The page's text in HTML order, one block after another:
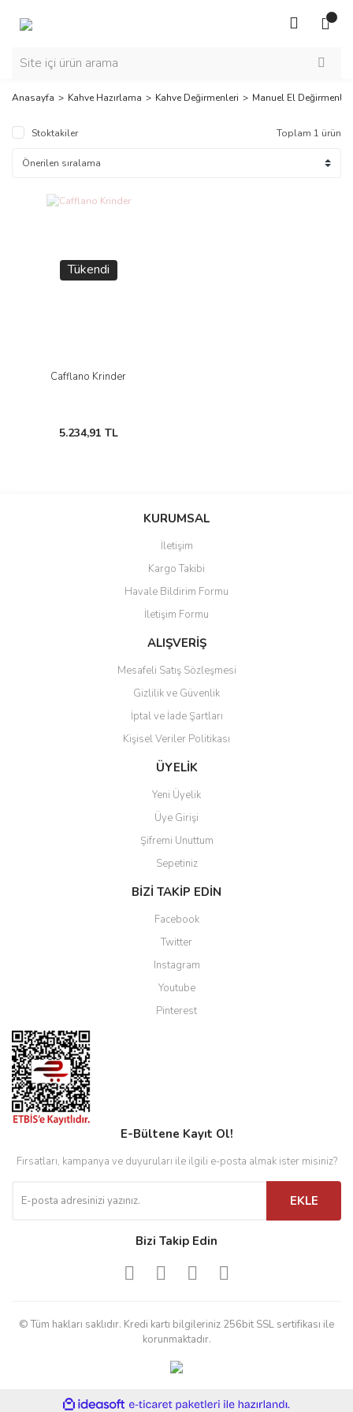
Anasayfa Kahve Hazırlama Kahve Değirmenleri Manuel El Değirmenleri
Stoktakiler Toplam 1 ürün
Tükendi
Cafflano Krinder
5.234,91 TL
KURUMSAL
İletişim
Kargo Takibi
Havale Bildirim Formu
İletişim Formu
ALIŞVERİŞ
Mesafeli Satış Sözleşmesi
Gizlilik ve Güvenlik
İptal ve İade Şartları
Kişisel Veriler Politikası
ÜYELİK
Yeni Üyelik
Üye Girişi
Şifremi Unuttum
Sepetiniz
BİZİ TAKİP EDİN
Facebook
Twitter
Instagram
Youtube
Pinterest
E-Bültene Kayıt Ol!
Fırsatları, kampanya ve duyuruları ile ilgili e-posta almak ister misiniz?
EKLE
Bizi Takip Edin
© Tüm hakları saklıdır. Kredi kartı bilgileriniz 256bit SSL sertifikası ile
korunmaktadır.
ideasoft e-